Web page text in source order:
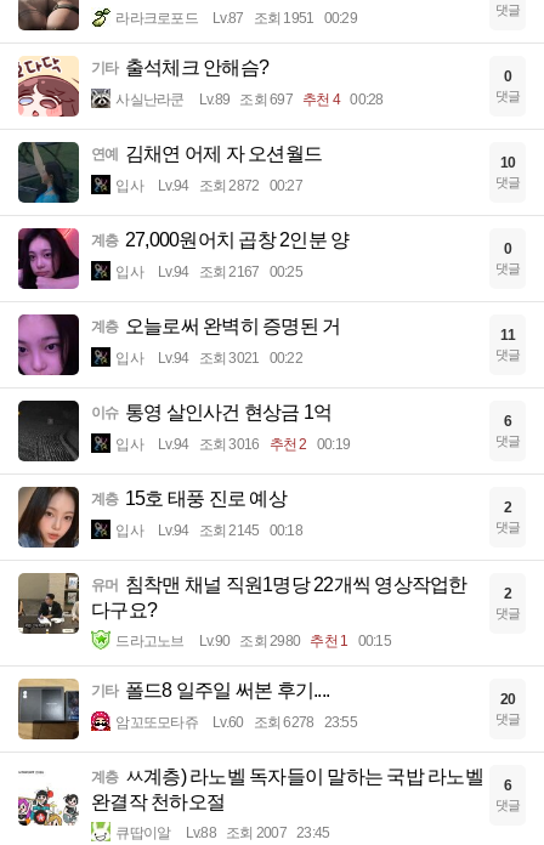
라라크로포드 Lv.87 조회 1951 00:29 댓글
기타 출석체크 안해슴?
사실난라쿤 Lv.89 조회 697 추천 4 00:28
0
댓글
연예 김채연 어제 자 오션월드
입사 Lv.94 조회 2872 00:27
10
댓글
계층 27,000원어치 곱창 2인분 양
입사 Lv.94 조회 2167 00:25
0
댓글
계층 오늘로써 완벽히 증명된 거
입사 Lv.94 조회 3021 00:22
11
댓글
이슈 통영 살인사건 현상금 1억
입사 Lv.94 조회 3016 추천 2 00:19
6
댓글
계층 15호 태풍 진로 예상
입사 Lv.94 조회 2145 00:18
2
댓글
유머 침착맨 채널 직원1명당 22개씩 영상작업한
다구요?
드라고노브 Lv.90 조회 2980 추천 1 00:15
2
댓글
기타 폴드8 일주일 써본 후기....
암꼬또모타쥬 Lv.60 조회 6278 23:55
20
댓글
계층 ㅆ계층) 라노벨 독자들이 말하는 국밥 라노벨
완결작 천하오절
큐땁이알 Lv.88 조회 2007 23:45
6
댓글